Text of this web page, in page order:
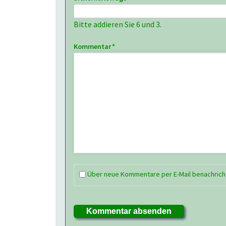
Bitte addieren Sie 6 und 3.
Pflichtfeld
Kommentar*
Über neue Kommentare per E-Mail
Kommentar absenden